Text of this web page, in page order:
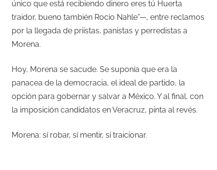
único que está recibiendo dinero eres tú Huerta
traidor, bueno también Rocío Nahle”—, entre reclamos
por la llegada de priistas, panistas y perredistas a
Morena.
Hoy, Morena se sacude. Se suponía que era la
panacea de la democracia, el ideal de partido, la
opción para gobernar y salvar a México. Y al final, con
la imposición candidatos en Veracruz, pinta al revés.
Morena: sí robar, sí mentir, sí traicionar.